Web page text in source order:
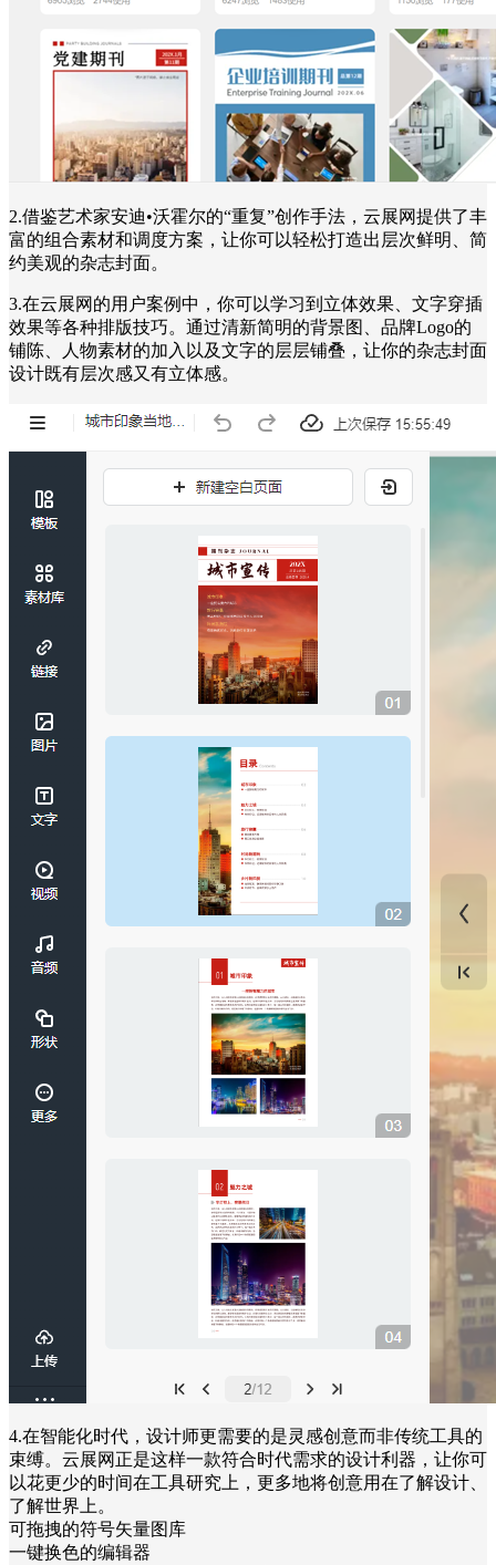
2.借鉴艺术家安迪•沃霍尔的“重复”创作手法，云展网提供了丰
富的组合素材和调度方案，让你可以轻松打造出层次鲜明、简
约美观的杂志封面。
3.在云展网的用户案例中，你可以学习到立体效果、文字穿插
效果等各种排版技巧。通过清新简明的背景图、品牌Logo的
铺陈、人物素材的加入以及文字的层层铺叠，让你的杂志封面
设计既有层次感又有立体感。
4.在智能化时代，设计师更需要的是灵感创意而非传统工具的
束缚。云展网正是这样一款符合时代需求的设计利器，让你可
以花更少的时间在工具研究上，更多地将创意用在了解设计、
了解世界上。
可拖拽的符号矢量图库
一键换色的编辑器